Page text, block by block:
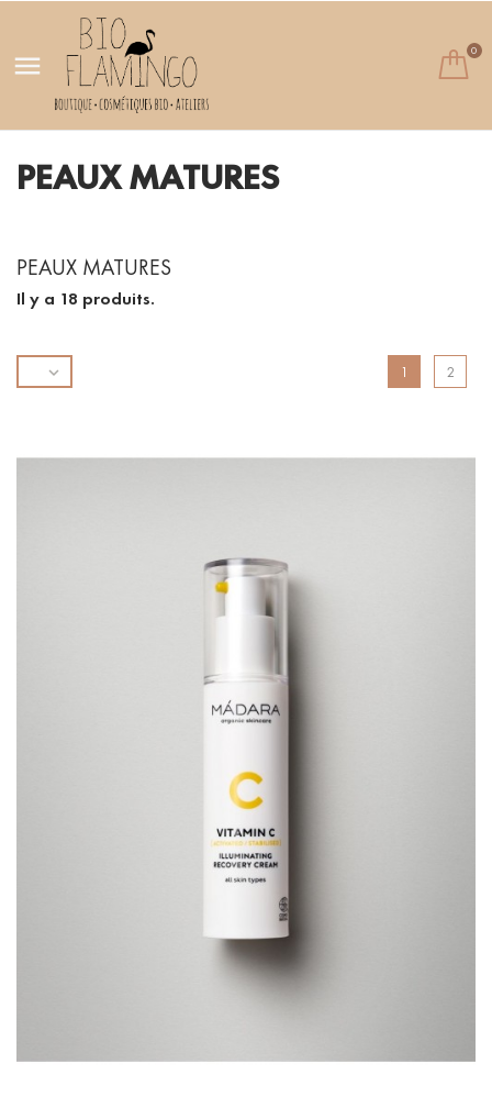
 0
PEAUX MATURES
PEAUX MATURES
Il y a 18 produits.
 1 2